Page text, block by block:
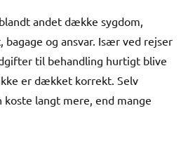
andet dække sygdom,
bagage og ansvar. Især ved rejser
til behandling hurtigt blive
er dækket korrekt. Selv
langt mere, end mange